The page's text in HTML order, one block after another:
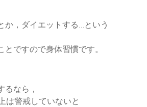
か，ダイエットする…という
とですので身体習慣です。
るなら，
は警戒していないと